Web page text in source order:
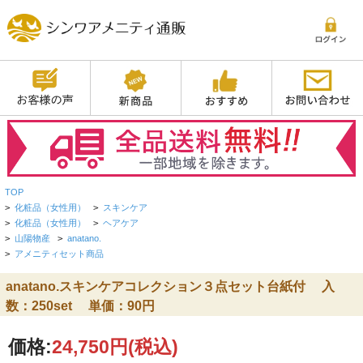
TOP
> 化粧品（女性用） > スキンケア
> 化粧品（女性用） > ヘアケア
> 山陽物産 > anatano.
> アメニティセット商品
anatano.スキンケアコレクション３点セット台紙付 入
数：250set 単価：90円
価格:24,750円(税込)